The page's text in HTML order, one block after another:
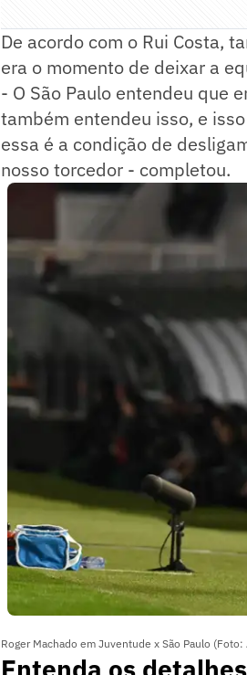
De acordo com o Rui Costa,
era o momento de deixar a
- O São Paulo entendeu que
também entendeu isso, e
essa é a condição de
nosso torcedor - completou.
Roger Machado em Juventude x São Paulo